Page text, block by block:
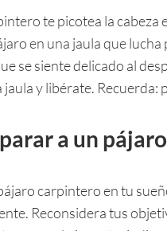
te picotea la cabeza
en una jaula que
se siente delicado al
y libérate. Recuerda:
a un
carpintero en tu
Reconsidera tus